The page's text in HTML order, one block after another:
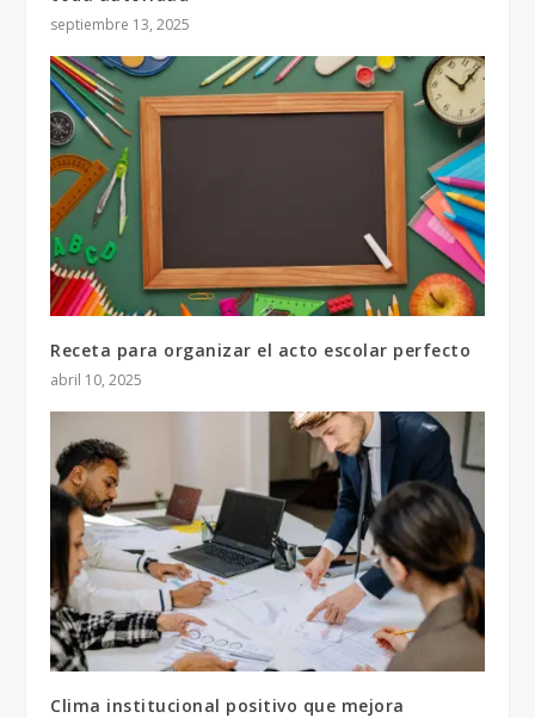
septiembre 13, 2025
Receta para organizar el acto escolar perfecto
abril 10, 2025
Clima institucional positivo que mejora